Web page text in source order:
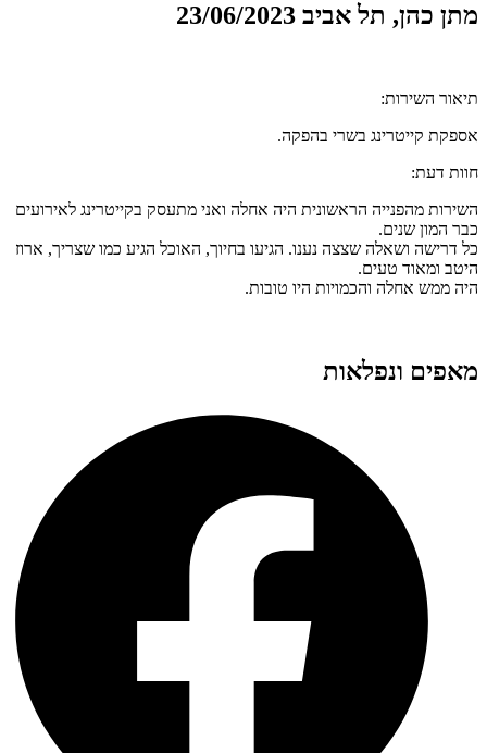
מתן כהן, תל אביב 23/06/2023
תיאור השירות:
אספקת קייטרינג בשרי בהפקה.
חוות דעת:
השירות מהפנייה הראשונית היה אחלה ואני מתעסק בקייטרינג לאירועים
כבר המון שנים.
כל דרישה ושאלה שצצה נענו. הגיעו בחיוך, האוכל הגיע כמו שצריך, ארוז
היטב ומאוד טעים.
היה ממש אחלה והכמויות היו טובות.
מאפים ונפלאות